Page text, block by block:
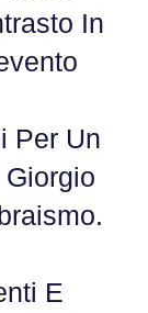
In
Per Un
E